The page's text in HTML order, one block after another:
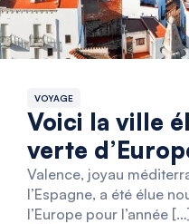
VOYAGE
Voici la ville
verte
Valence, joyau
l’Espagne, a été élue
l’Europe pour l’année